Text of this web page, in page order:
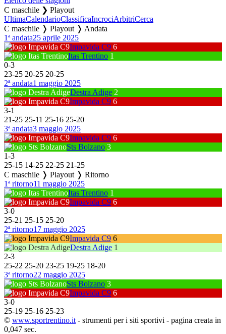
C maschile ❯ Playout
UltimaCalendarioClassificaIncrociArbitriCerca
C maschile ❭ Playout ❭ Andata
1ª andata25 aprile 2025
Impavida C9 6
Itas Trentino 1
0-3
23-25 20-25 20-25
2ª andata1 maggio 2025
Destra Adige 2
Impavida C9 6
3-1
21-25 25-11 25-16 25-20
3ª andata3 maggio 2025
Impavida C9 6
Sts Bolzano 3
1-3
25-15 14-25 22-25 21-25
C maschile ❭ Playout ❭ Ritorno
1ª ritorno11 maggio 2025
Itas Trentino 1
Impavida C9 6
3-0
25-21 25-15 25-20
2ª ritorno17 maggio 2025
Impavida C9 6
Destra Adige 1
2-3
25-22 25-20 23-25 19-25 18-20
3ª ritorno22 maggio 2025
Sts Bolzano 3
Impavida C9 6
3-0
25-19 25-16 25-23
© www.sportrentino.it - strumenti per i siti sportivi - pagina creata in
0,047 sec.